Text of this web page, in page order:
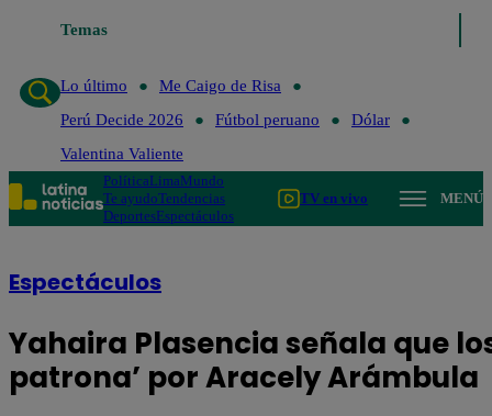
Temas
Lo último
Me Caigo de Risa
Perú Decide 2026
Fútbol peruano
Dólar
Valentina Valiente
PolíticaLimaMundo
Te ayudoTendencias
DeportesEspectáculos
TV en vivo MENÚ
Espectáculos
Yahaira Plasencia señala que
patrona’ por Aracely Arámbula